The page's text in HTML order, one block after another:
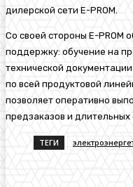
дилерской сети E-PROM.
Со своей стороны E-PROM
поддержку: обучение на
технической
по всей продуктовой
позволяет оперативно
предзаказов и длительных
ТЕГИ